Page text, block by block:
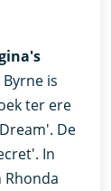
Byrne is
ter ere
De
In
Rhonda